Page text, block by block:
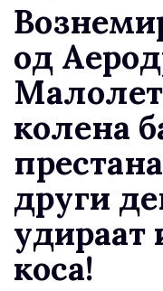
од
колена
други
удираат
коса!